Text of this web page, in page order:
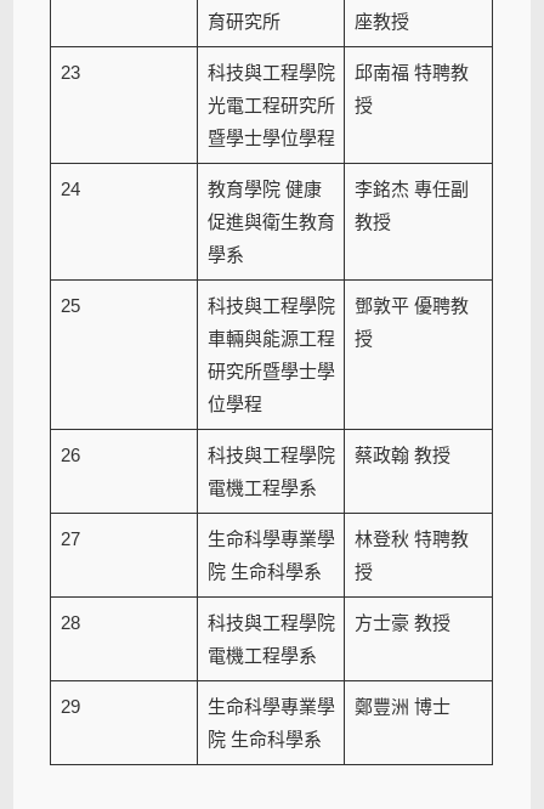
育研究所
座教授
23
科技與工程學院
光電工程研究所
暨學士學位學程
邱南福 特聘教
授
24
教育學院 健康
促進與衛生教育
學系
李銘杰 專任副
教授
25
科技與工程學院
車輛與能源工程
研究所暨學士學
位學程
鄧敦平 優聘教
授
26
科技與工程學院
電機工程學系
蔡政翰 教授
27
生命科學專業學
院 生命科學系
林登秋 特聘教
授
28
科技與工程學院
電機工程學系
方士豪 教授
29
生命科學專業學
院 生命科學系
鄭豐洲 博士